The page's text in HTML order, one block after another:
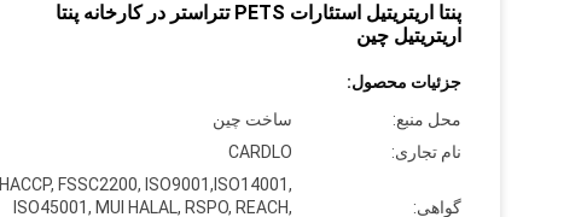
پنتا اریتریتیل استئارات PETS تتراستر در کارخانه پنتا
اریتریتیل چین
جزئیات محصول:
محل منبع:
ساخت چین
نام تجاری:
CARDLO
گواهی:
HACCP, FSSC2200, ISO9001,ISO14001,
ISO45001, MUI HALAL, RSPO, REACH,